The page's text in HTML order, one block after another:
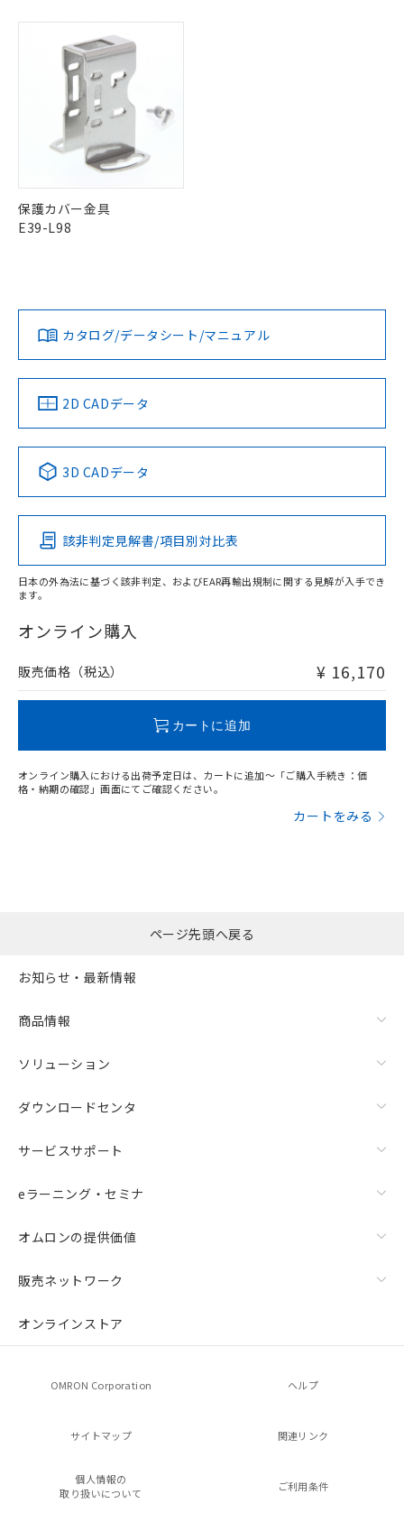
保護カバー金具
E39-L98
カタログ/データシート/マニュアル
2D CADデータ
3D CADデータ
該非判定見解書/項目別対比表
日本の外為法に基づく該非判定、およびEAR再輸出規制に関する見解が入手でき
ます。
オンライン購入
販売価格（税込） ¥ 16,170
カートに追加
オンライン購入における出荷予定日は、カートに追加～「ご購入手続き：価
格・納期の確認」画面にてご確認ください。
カートをみる
ページ先頭へ戻る
お知らせ・最新情報
商品情報
ソリューション
ダウンロードセンタ
サービスサポート
eラーニング・セミナ
オムロンの提供価値
販売ネットワーク
オンラインストア
OMRON Corporation ヘルプ
サイトマップ 関連リンク
個人情報の
取り扱いについて
ご利用条件